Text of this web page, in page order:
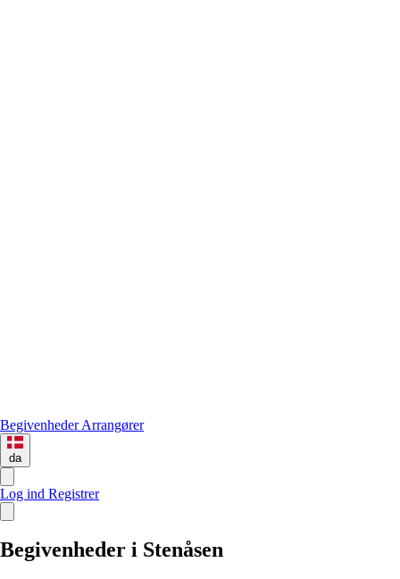
BegivenhederArrangører
da
Log ind Registrer
Begivenheder i Stenåsen